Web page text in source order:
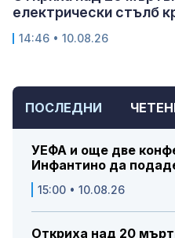
ПОСЛЕДНИ
УЕФА и още две
Инфантино да
15:00 • 10.08.26
Откриха над 20
електрически стълб
14:46 • 10.08.26